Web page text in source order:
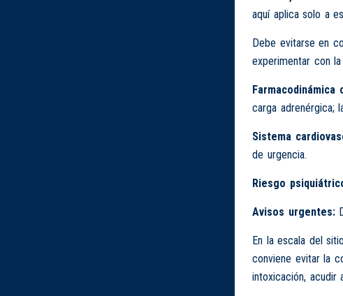
aquí aplica solo a
Debe evitarse en
experimentar con
Farmacodinámica
carga adrenérgica;
Sistema
de urgencia.
Riesgo
Avisos urgentes:
En la escala del
conviene evitar la
intoxicación, acudir